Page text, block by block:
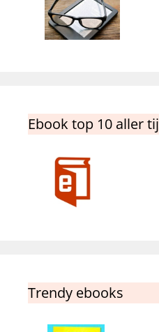
Ebook top 10 aller
Trendy ebooks